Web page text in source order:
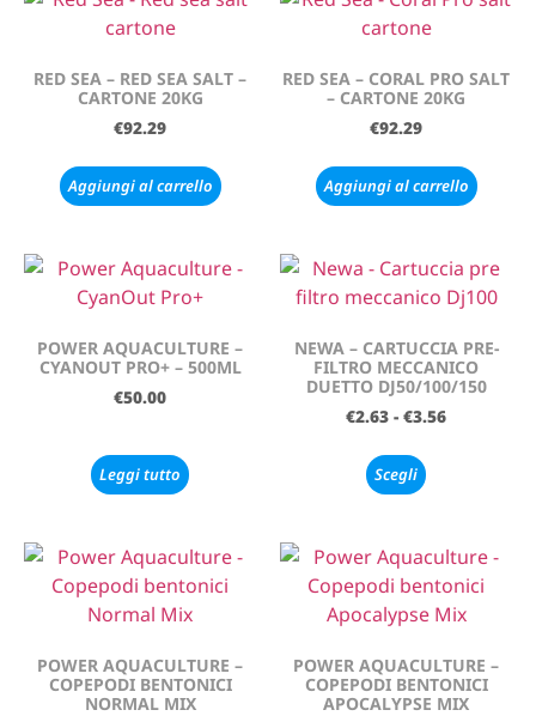
RED SEA – RED SEA SALT –
CARTONE 20KG
€92.29
Aggiungi al carrello
RED SEA – CORAL PRO SALT
– CARTONE 20KG
€92.29
Aggiungi al carrello
POWER AQUACULTURE –
CYANOUT PRO+ – 500ML
€50.00
Leggi tutto
NEWA – CARTUCCIA PRE-
FILTRO MECCANICO
DUETTO DJ50/100/150
€2.63 - €3.56
Scegli
POWER AQUACULTURE –
COPEPODI BENTONICI
NORMAL MIX
POWER AQUACULTURE –
COPEPODI BENTONICI
APOCALYPSE MIX